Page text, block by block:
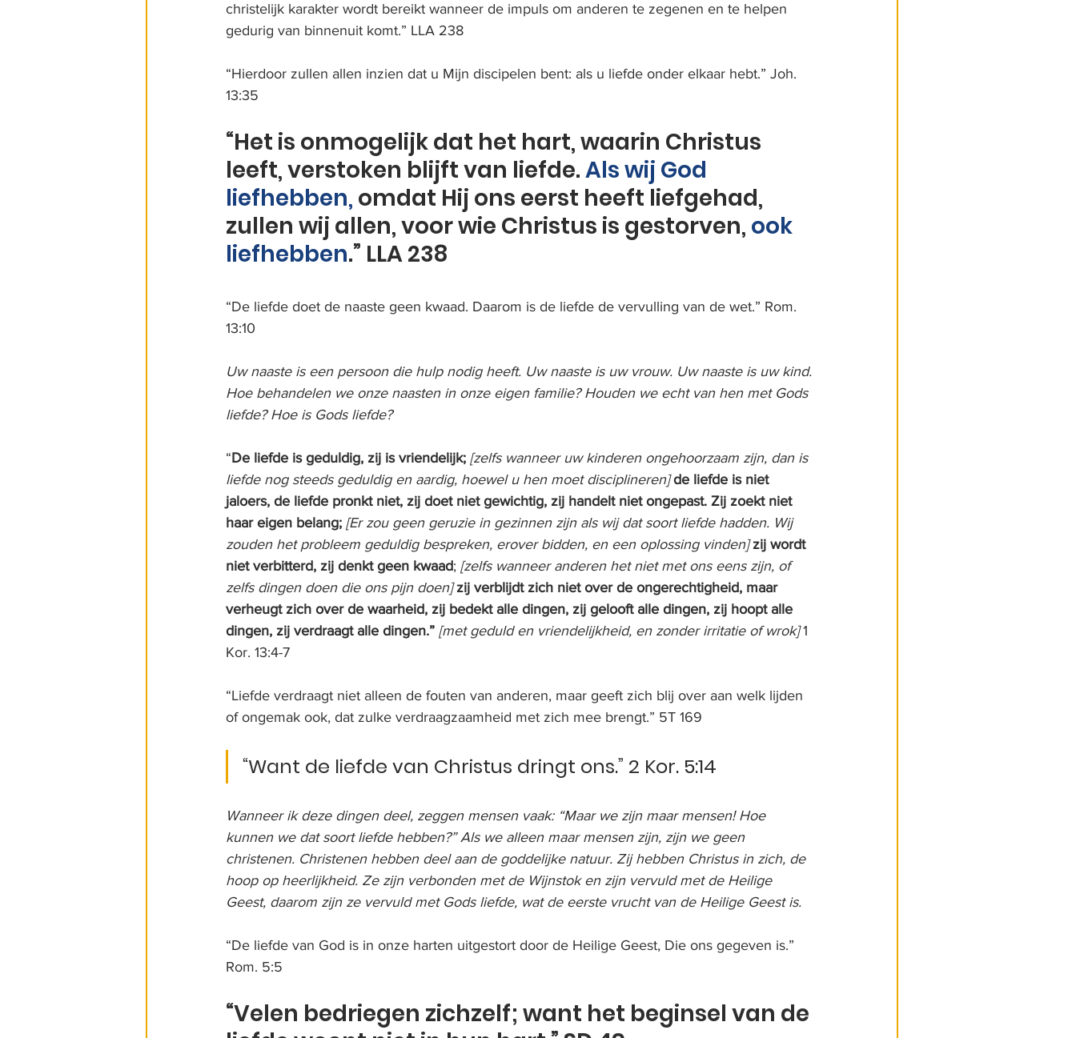
christelijk karakter wordt bereikt wanneer de impuls om anderen te zegenen en te helpen
gedurig van binnenuit komt.” LLA 238
“Hierdoor zullen allen inzien dat u Mijn discipelen bent: als u liefde onder elkaar hebt.” Joh.
13:35
“Het is onmogelijk dat het hart, waarin Christus
leeft, verstoken blijft van liefde. Als wij God
liefhebben, omdat Hij ons eerst heeft liefgehad,
zullen wij allen, voor wie Christus is gestorven, ook
liefhebben.” LLA 238
“De liefde doet de naaste geen kwaad. Daarom is de liefde de vervulling van de wet.” Rom.
13:10
Uw naaste is een persoon die hulp nodig heeft. Uw naaste is uw vrouw. Uw naaste is uw kind.
Hoe behandelen we onze naasten in onze eigen familie? Houden we echt van hen met Gods
liefde? Hoe is Gods liefde?
“De liefde is geduldig, zij is vriendelijk; [zelfs wanneer uw kinderen ongehoorzaam zijn, dan is
liefde nog steeds geduldig en aardig, hoewel u hen moet disciplineren] de liefde is niet
jaloers, de liefde pronkt niet, zij doet niet gewichtig, zij handelt niet ongepast. Zij zoekt niet
haar eigen belang; [Er zou geen geruzie in gezinnen zijn als wij dat soort liefde hadden. Wij
zouden het probleem geduldig bespreken, erover bidden, en een oplossing vinden] zij wordt
niet verbitterd, zij denkt geen kwaad; [zelfs wanneer anderen het niet met ons eens zijn, of
zelfs dingen doen die ons pijn doen] zij verblijdt zich niet over de ongerechtigheid, maar
verheugt zich over de waarheid, zij bedekt alle dingen, zij gelooft alle dingen, zij hoopt alle
dingen, zij verdraagt alle dingen.” [met geduld en vriendelijkheid, en zonder irritatie of wrok] 1
Kor. 13:4-7
“Liefde verdraagt niet alleen de fouten van anderen, maar geeft zich blij over aan welk lijden
of ongemak ook, dat zulke verdraagzaamheid met zich mee brengt.” 5T 169
“Want de liefde van Christus dringt ons.” 2 Kor. 5:14
Wanneer ik deze dingen deel, zeggen mensen vaak: “Maar we zijn maar mensen! Hoe
kunnen we dat soort liefde hebben?” Als we alleen maar mensen zijn, zijn we geen
christenen. Christenen hebben deel aan de goddelijke natuur. Zij hebben Christus in zich, de
hoop op heerlijkheid. Ze zijn verbonden met de Wijnstok en zijn vervuld met de Heilige
Geest, daarom zijn ze vervuld met Gods liefde, wat de eerste vrucht van de Heilige Geest is.
“De liefde van God is in onze harten uitgestort door de Heilige Geest, Die ons gegeven is.”
Rom. 5:5
“Velen bedriegen zichzelf; want het beginsel van de